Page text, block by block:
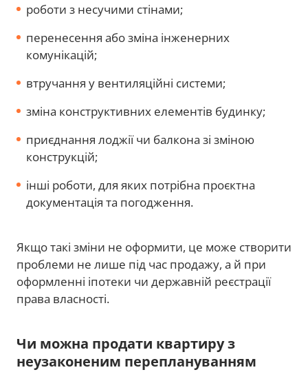
роботи з несучими стінами;
перенесення або зміна інженерних
комунікацій;
втручання у вентиляційні системи;
зміна конструктивних елементів будинку;
приєднання лоджії чи балкона зі зміною
конструкцій;
інші роботи, для яких потрібна проєктна
документація та погодження.
Якщо такі зміни не оформити, це може створити
проблеми не лише під час продажу, а й при
оформленні іпотеки чи державній реєстрації
права власності.
Чи можна продати квартиру з
неузаконеним переплануванням